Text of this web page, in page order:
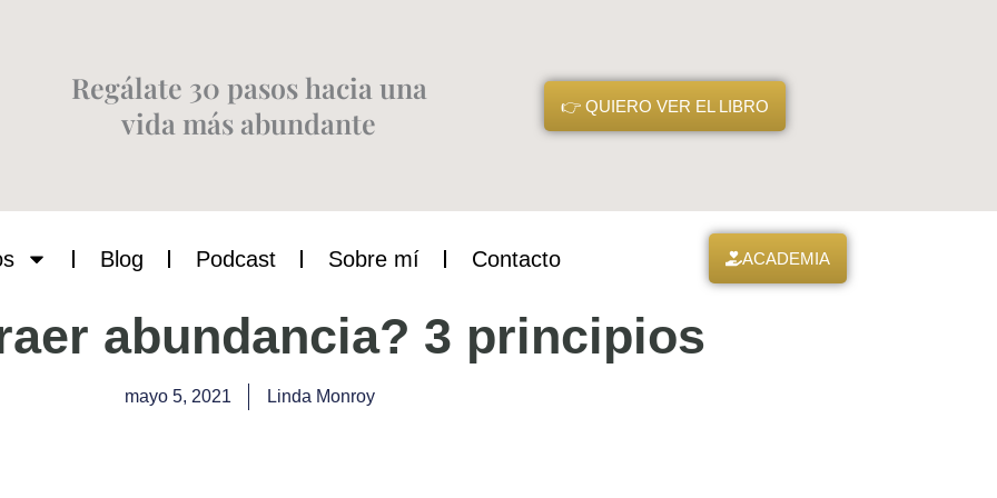
Regálate 30 pasos hacia una
vida más abundante
👉 QUIERO VER EL LIBRO
Blog Podcast Sobre mí Contacto ACADEMIA
abundancia? 3 principios
mayo 5, 2021 Linda Monroy